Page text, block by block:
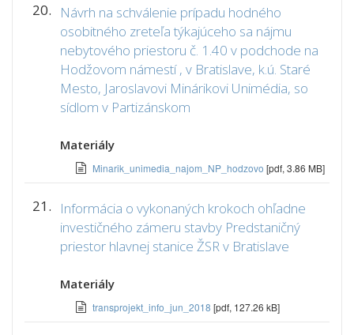
20.
Návrh na schválenie prípadu hodného
osobitného zreteľa týkajúceho sa nájmu
nebytového priestoru č. 1.40 v podchode na
Hodžovom námestí , v Bratislave, k.ú. Staré
Mesto, Jaroslavovi Minárikovi Unimédia, so
sídlom v Partizánskom
Materiály
Minarik_unimedia_najom_NP_hodzovo [pdf, 3.86 MB]
21.
Informácia o vykonaných krokoch ohľadne
investičného zámeru stavby Predstaničný
priestor hlavnej stanice ŽSR v Bratislave
Materiály
transprojekt_info_jun_2018 [pdf, 127.26 kB]